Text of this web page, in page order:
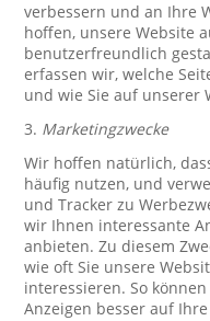
verbessern und an Ihre
hoffen, unsere Website
benutzerfreundlich
erfassen wir, welche
und wie Sie auf unserer
3. Marketingzwecke
Wir hoffen natürlich,
häufig nutzen, und
und Tracker zu
wir Ihnen interessante
anbieten. Zu diesem
wie oft Sie unsere
interessieren. So
Anzeigen besser auf